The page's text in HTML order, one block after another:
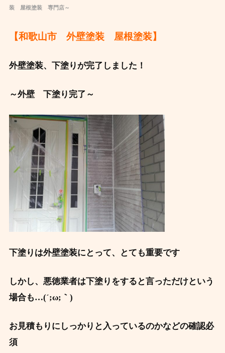
装 屋根塗装 専門店～
【和歌山市 外壁塗装 屋根塗装】
外壁塗装、下塗りが完了しました！
～外壁 下塗り完了～
下塗りは外壁塗装にとって、とても重要です
しかし、悪徳業者は下塗りをすると言っただけという
場合も…(´;ω;｀)
お見積もりにしっかりと入っているのかなどの確認必
須